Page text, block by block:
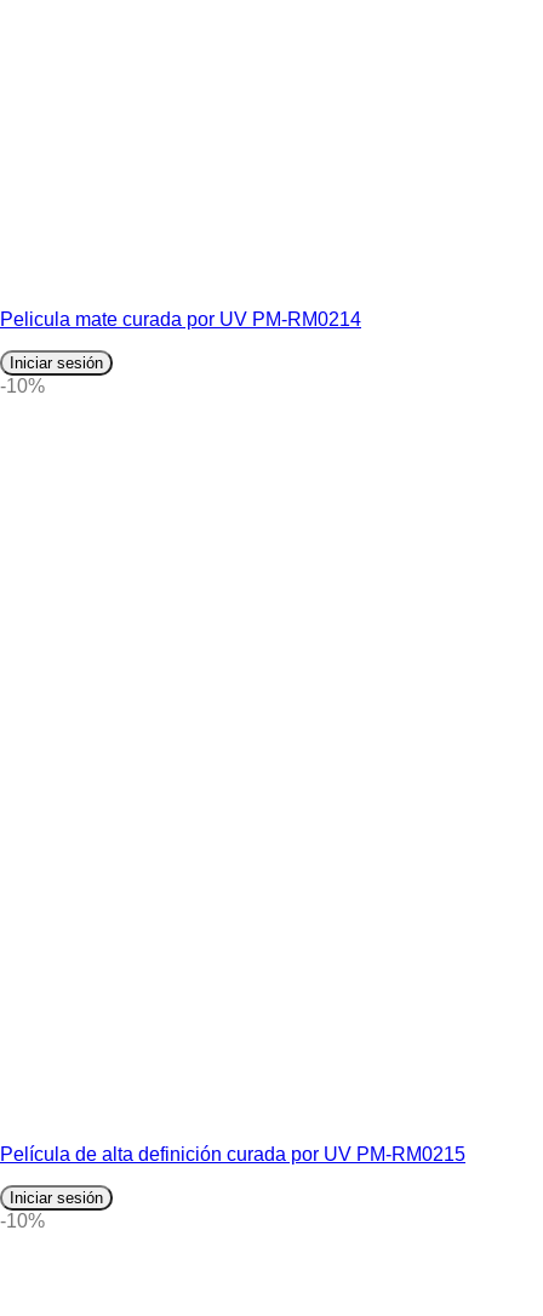
Pelicula mate curada por UV PM-RM0214
Iniciar sesión
-10%
Película de alta definición curada por UV PM-RM0215
Iniciar sesión
-10%